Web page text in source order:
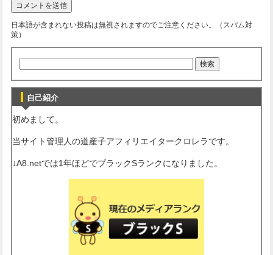
日本語が含まれない投稿は無視されますのでご注意ください。（スパム対
策）
自己紹介
初めまして。
当サイト管理人の道産子アフィリエイタークロレラです。
↓A8.netでは1年ほどでブラックSランクになりました。